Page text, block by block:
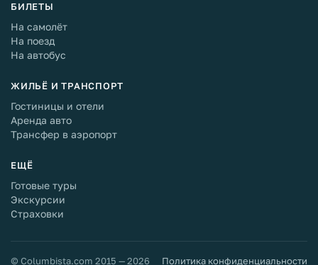
БИЛЕТЫ
На самолёт
На поезд
На автобус
ЖИЛЬЁ И ТРАНСПОРТ
Гостиницы и отели
Аренда авто
Трансфер в аэропорт
ЕЩЁ
Готовые туры
Экскурсии
Страховки
© Columbista.com 2015 — 2026 Политика конфиденциальности